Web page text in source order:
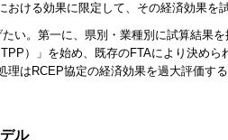
おける効果に限定して、その経済効果を試
い。第一に、県別・業種別に試算結果
）」を始め、既存のFTAにより決め
理はRCEP協定の経済効果を過大評価す
ル